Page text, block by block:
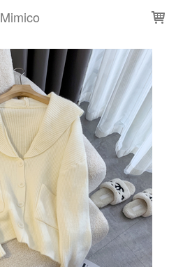
Mimico